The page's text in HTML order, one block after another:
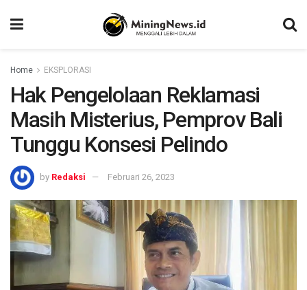
Home EKSPLORASI
Hak Pengelolaan Reklamasi
Masih Misterius, Pemprov Bali
Tunggu Konsesi Pelindo
by Redaksi Februari 26, 2023